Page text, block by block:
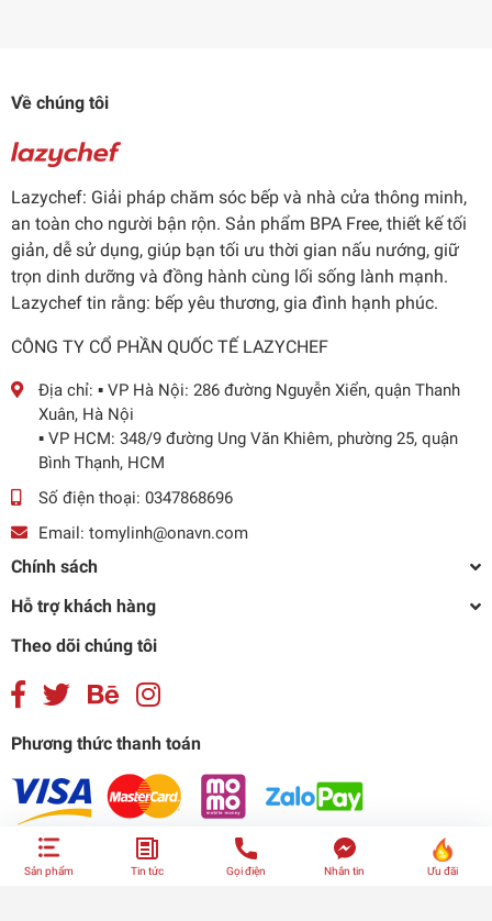
Về chúng tôi
Lazychef: Giải pháp chăm sóc bếp và nhà cửa thông minh,
an toàn cho người bận rộn. Sản phẩm BPA Free, thiết kế tối
giản, dễ sử dụng, giúp bạn tối ưu thời gian nấu nướng, giữ
trọn dinh dưỡng và đồng hành cùng lối sống lành mạnh.
Lazychef tin rằng: bếp yêu thương, gia đình hạnh phúc.
CÔNG TY CỔ PHẦN QUỐC TẾ LAZYCHEF
Địa chỉ: ▪️ VP Hà Nội: 286 đường Nguyễn Xiển, quận Thanh
Xuân, Hà Nội
▪️ VP HCM: 348/9 đường Ung Văn Khiêm, phường 25, quận
Bình Thạnh, HCM
Số điện thoại: 0347868696
Email: tomylinh@onavn.com
Chính sách
Hỗ trợ khách hàng
Theo dõi chúng tôi
Phương thức thanh toán
Sản phẩm Tin tức Gọi điện Nhắn tin Ưu đãi